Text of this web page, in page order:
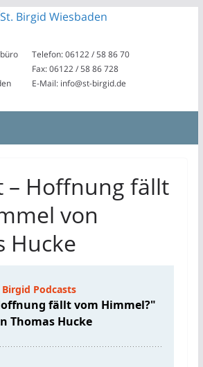
Telefon: 06122 / 58 86 70
Fax: 06122 / 58 86 728
E-Mail: info@st-birgid.de
– Hoffnung fällt
von
Hucke